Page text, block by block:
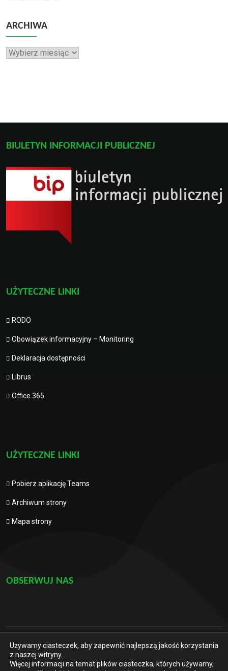
ARCHIWA
Archiwa
BIULETYN INFORMACJI PUBLICZNEJ
UŻYTECZNE LINKI
RODO
Obowiązek informacyjny – Monitoring
Deklaracja dostępności
Librus
Office 365
UŻYTECZNE LINKI
Pobierz aplikację Teams
Archiwum strony
Mapa strony
OBSERWUJ NAS
© 2021. Wszelkie prawa zastrzeżone
Używamy ciasteczek, aby zapewnić najlepszą jakość korzystania
z naszej witryny.
Więcej informacji na temat plików ciasteczka, których używamy,